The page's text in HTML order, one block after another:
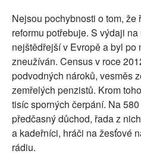
Nejsou pochybnosti o tom,
reformu potřebuje. S výdaji
nejštědřejší v Evropě a byl po
zneužíván. Census v roce
podvodných nároků, vesměs
zemřelých penzistů. Krom
tisíc sporných čerpání. Na
předčasný důchod, řada z
a kadeřníci, hráči na žesťové
rádiu.